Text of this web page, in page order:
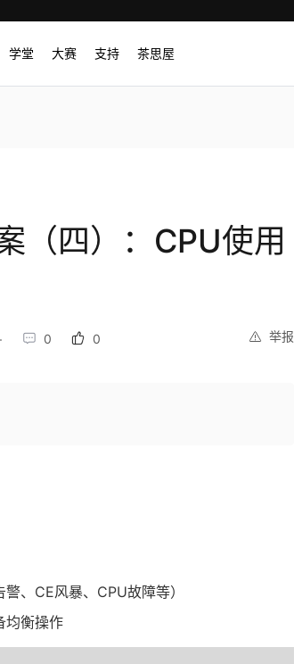
学堂 大赛 支持 茶思屋
（四）：CPU使用
举报
0 0
、 CE风暴、 CPU故障等）
均衡操作